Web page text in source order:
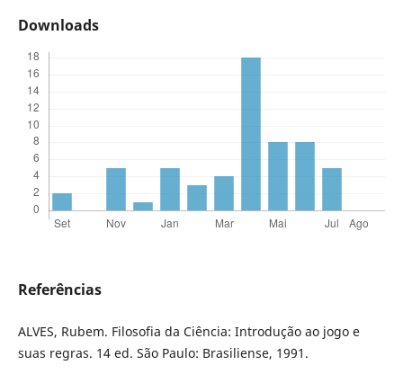
Downloads
Referências
ALVES, Rubem. Filosofia da Ciência: Introdução ao jogo e
suas regras. 14 ed. São Paulo: Brasiliense, 1991.